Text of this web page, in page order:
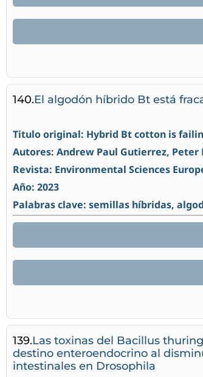
140.El algodón híbrido Bt está
Titulo original: Hybrid Bt cotton is
Autores: Andrew Paul Gutierrez, Peter
Revista: Environmental Sciences
Año: 2023
Palabras clave: semillas híbridas,
139.Las toxinas del Bacillus
destino enteroendocrino al
intestinales en Drosophila